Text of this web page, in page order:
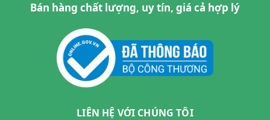
Bán hàng chất lượng, uy tín, giá cả hợp lý
LIÊN HỆ VỚI CHÚNG TÔI